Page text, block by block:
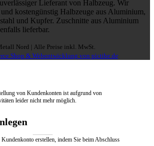
Lieferant von Halbzeug. Wir
kostengünstig Halbzeuge aus Aluminium,
und Kupfer. Zuschnitte aus Aluminium
lieferbar.
Nord | Alle Preise inkl. MwSt.
Shop & Webentwicklung von pictibe.de
von Kundenkonten ist aufgrund von
leider nicht mehr möglich.
erstellen, indem Sie beim Abschluss